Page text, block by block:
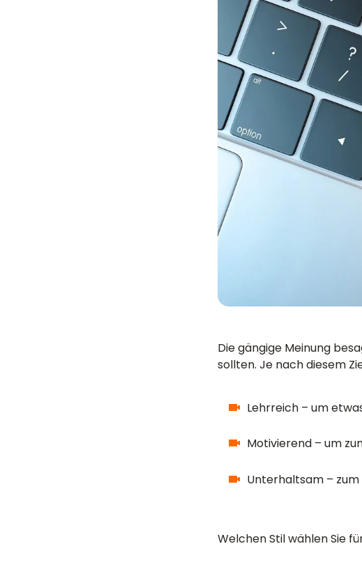
Die gängige Meinung
sollten. Je nach diesem
Lehrreich – um
Motivierend – um
Unterhaltsam – zum
Welchen Stil wählen Sie